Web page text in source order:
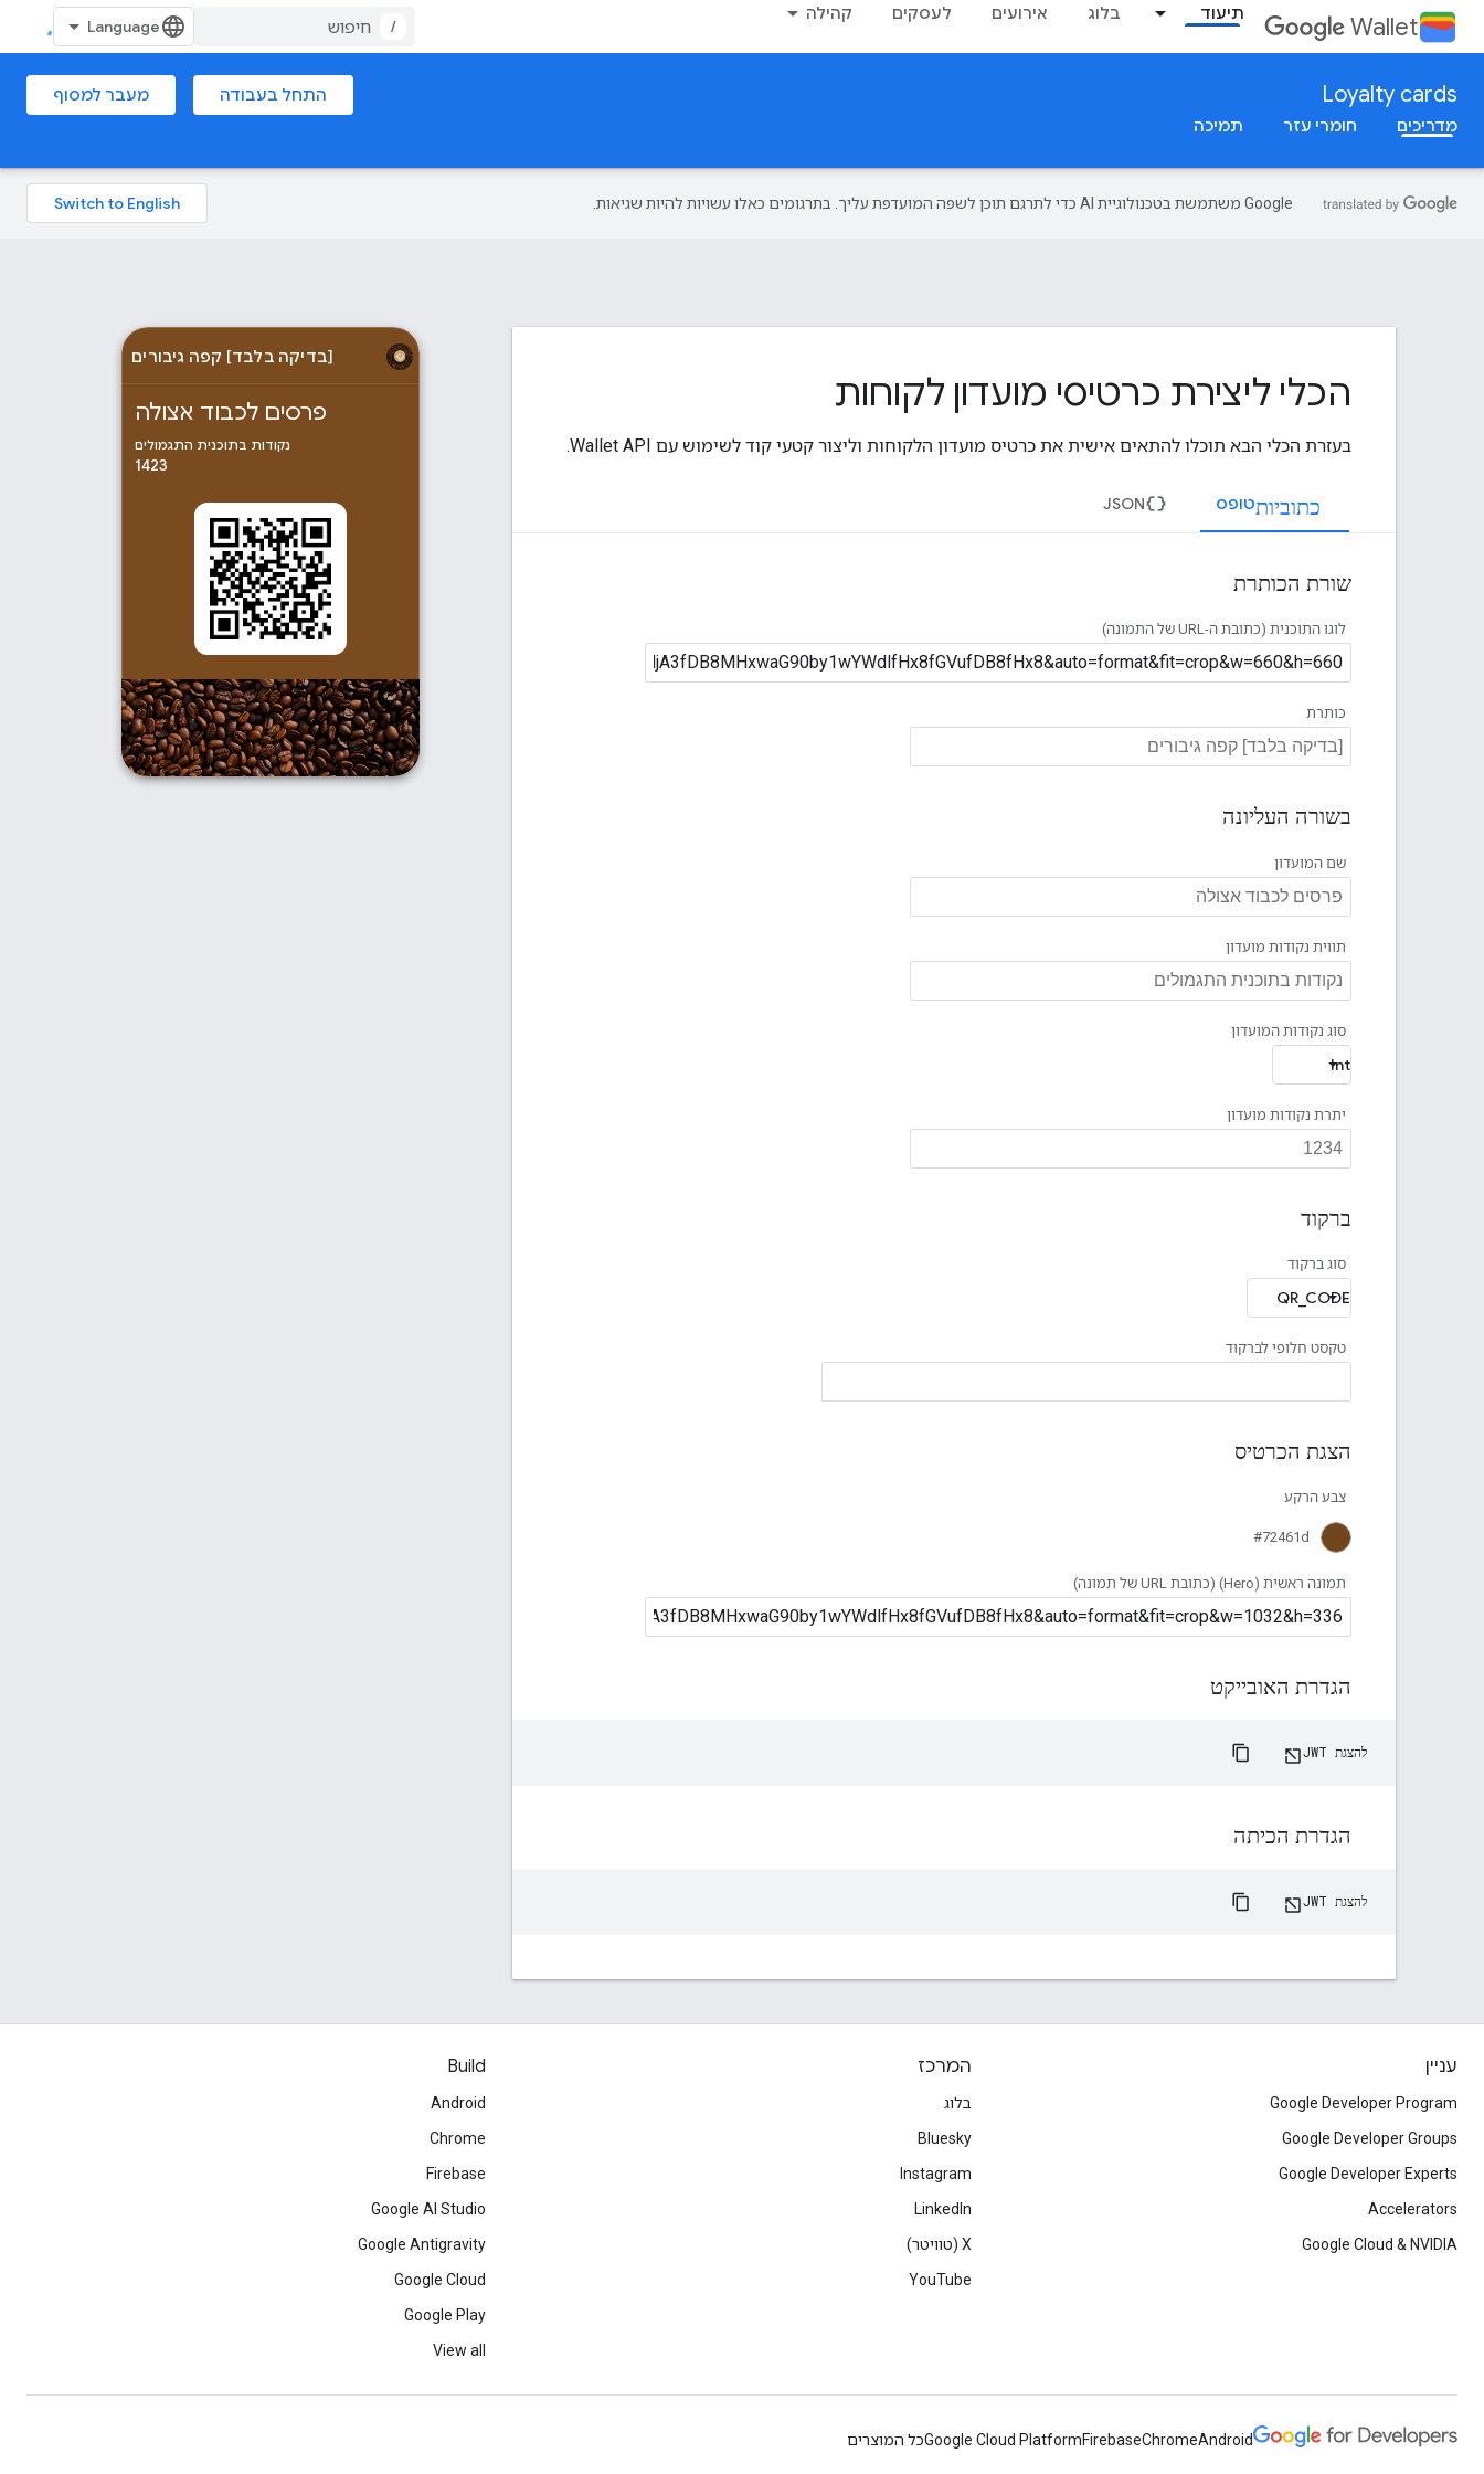
Wallet תיעוד בלוג אירועים לעסקים קהילה
/
Loyalty cards התחל בעבודה
מעבר למסוף
מדריכים
חומרי עזר תמיכה
‫Google משתמשת בטכנולוגיית AI כדי לתרגם תוכן לשפה המועדפת עליך. בתרגומים כאלו עשויות להיות שגיאות.
עניין
Google Developer Program
Google Developer Groups
Google Developer Experts
Accelerators
Google Cloud & NVIDIA
המרכז
בלוג
Bluesky
Instagram
LinkedIn
‫X (טוויטר)
YouTube
Build
Android
Chrome
Firebase
Google AI Studio
Google Antigravity
Google Cloud
Google Play
View all
Android
Chrome
Firebase
Google Cloud Platformכל המוצרים